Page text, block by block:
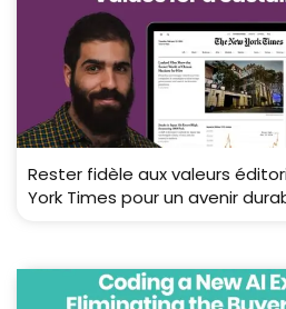
Rester fidèle aux valeurs
York Times pour un avenir